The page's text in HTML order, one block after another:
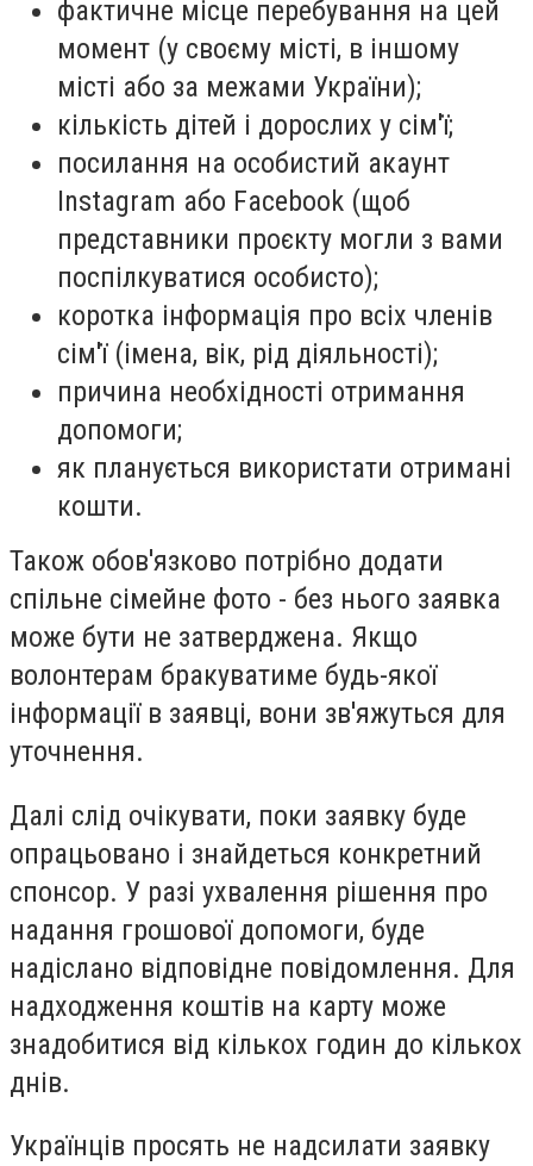
фактичне місце перебування на цей
момент (у своєму місті, в іншому
місті або за межами України);
кількість дітей і дорослих у сім'ї;
посилання на особистий акаунт
Instagram або Facebook (щоб
представники проєкту могли з вами
поспілкуватися особисто);
коротка інформація про всіх членів
сім'ї (імена, вік, рід діяльності);
причина необхідності отримання
допомоги;
як планується використати отримані
кошти.
Також обов'язково потрібно додати
спільне сімейне фото - без нього заявка
може бути не затверджена. Якщо
волонтерам бракуватиме будь-якої
інформації в заявці, вони зв'яжуться для
уточнення.
Далі слід очікувати, поки заявку буде
опрацьовано і знайдеться конкретний
спонсор. У разі ухвалення рішення про
надання грошової допомоги, буде
надіслано відповідне повідомлення. Для
надходження коштів на карту може
знадобитися від кількох годин до кількох
днів.
Українців просять не надсилати заявку